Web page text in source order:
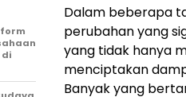
Dalam beberapa
perubahan yang
yang tidak hanya
menciptakan
Banyak yang
di